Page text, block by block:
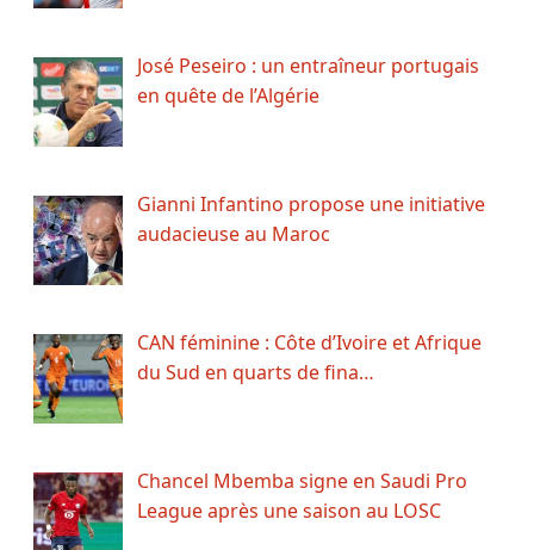
José Peseiro : un entraîneur portugais
en quête de l’Algérie
Gianni Infantino propose une initiative
audacieuse au Maroc
CAN féminine : Côte d’Ivoire et Afrique
du Sud en quarts de fina…
Chancel Mbemba signe en Saudi Pro
League après une saison au LOSC